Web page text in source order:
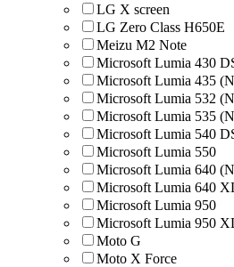
LG X screen
LG Zero Class H650E
Meizu M2 Note
Microsoft Lumia 430
Microsoft Lumia 435
Microsoft Lumia 532
Microsoft Lumia 535
Microsoft Lumia 540
Microsoft Lumia 550
Microsoft Lumia 640
Microsoft Lumia 640
Microsoft Lumia 950
Microsoft Lumia 950
Moto G
Moto X Force